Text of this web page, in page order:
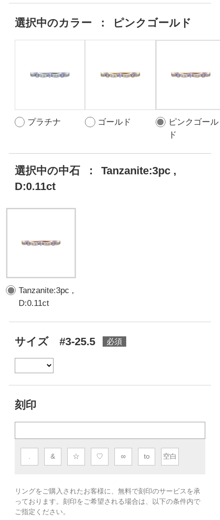
選択中のカラー ： ピンクゴールド
プラチナ ゴールド
ピンクゴール
ド
選択中の中石 ：
Tanzanite:3pc ,
D:0.11ct
Tanzanite:3pc ,
D:0.11ct
サイズ #3-25.5
刻印
. & ☆ ♡ ∞ to 空白
リングをご購入されたお客様に、無料で刻印のサービスを承
っております。 刻印をご希望される場合は、以下の条件内で
ご指定ください。